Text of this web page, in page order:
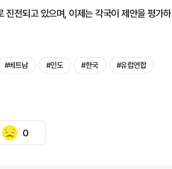
전되고 있으며, 이제는 각국이 제안을 평가하
#베트남 #인도 #한국 #유럽연합
0